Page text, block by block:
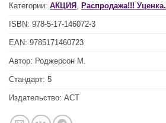
Категории: АКЦИЯ Распродажа!!! Уценка.
ISBN: 978-5-17-146072-3
EAN: 9785171460723
Автор: Роджерсон М.
Стандарт: 5
Издательство: АСТ